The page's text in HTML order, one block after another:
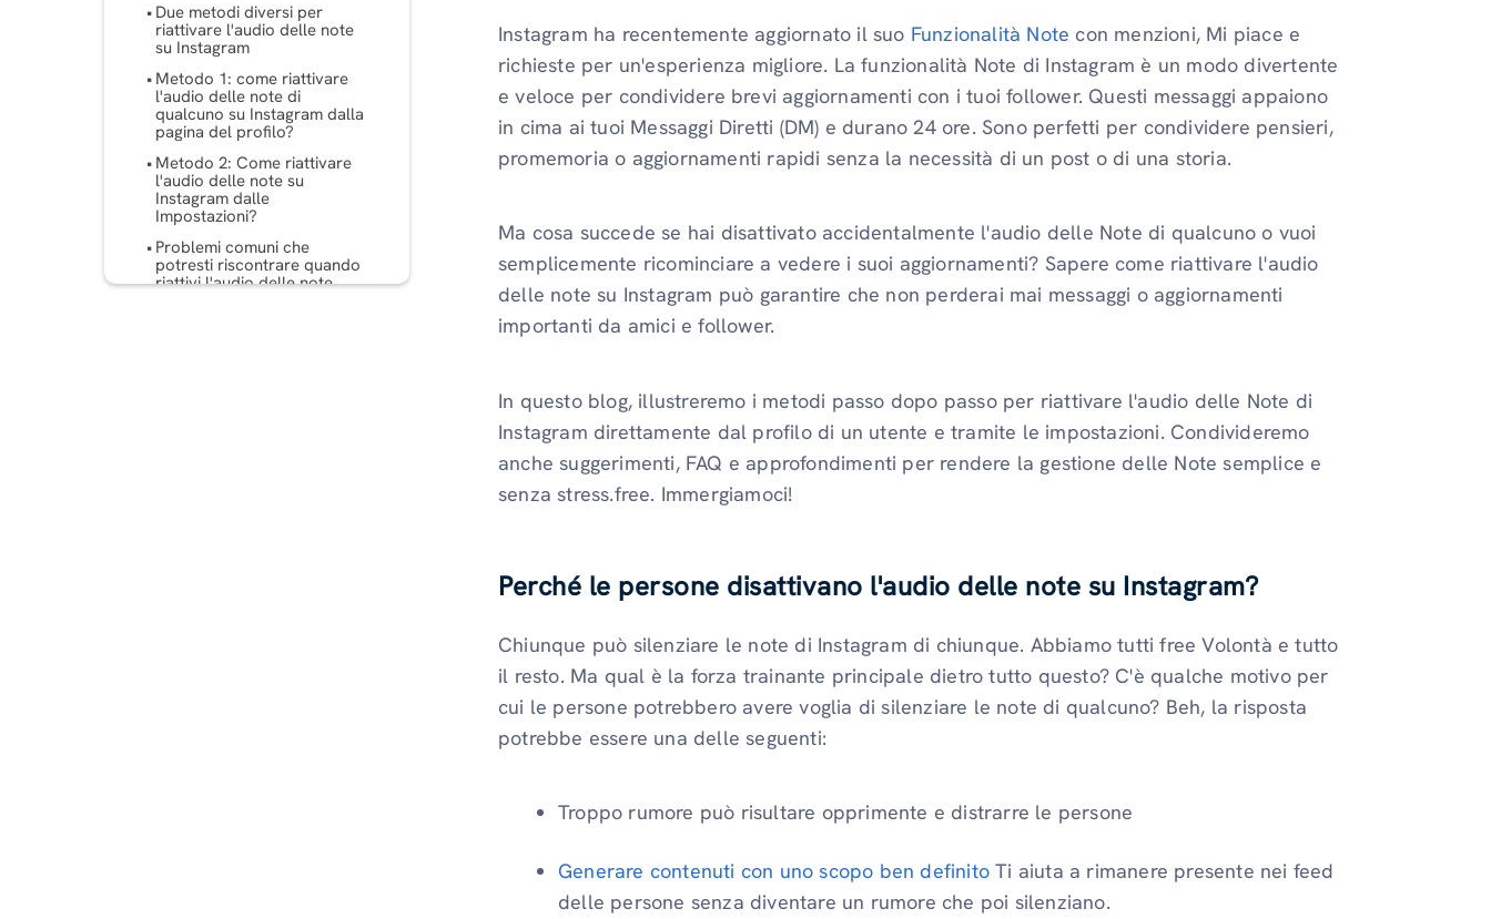
Due metodi diversi per
riattivare l'audio delle note
su Instagram
Metodo 1: come riattivare
l'audio delle note di
qualcuno su Instagram dalla
pagina del profilo?
Metodo 2: Come riattivare
l'audio delle note su
Instagram dalle
Impostazioni?
Problemi comuni che
potresti riscontrare quando
riattivi l'audio delle note
Instagram ha recentemente aggiornato il suo Funzionalità Note con menzioni, Mi piace e
richieste per un'esperienza migliore. La funzionalità Note di Instagram è un modo divertente
e veloce per condividere brevi aggiornamenti con i tuoi follower. Questi messaggi appaiono
in cima ai tuoi Messaggi Diretti (DM) e durano 24 ore. Sono perfetti per condividere pensieri,
promemoria o aggiornamenti rapidi senza la necessità di un post o di una storia.
Ma cosa succede se hai disattivato accidentalmente l'audio delle Note di qualcuno o vuoi
semplicemente ricominciare a vedere i suoi aggiornamenti? Sapere come riattivare l'audio
delle note su Instagram può garantire che non perderai mai messaggi o aggiornamenti
importanti da amici e follower.
In questo blog, illustreremo i metodi passo dopo passo per riattivare l'audio delle Note di
Instagram direttamente dal profilo di un utente e tramite le impostazioni. Condivideremo
anche suggerimenti, FAQ e approfondimenti per rendere la gestione delle Note semplice e
senza stress.free. Immergiamoci!
Perché le persone disattivano l'audio delle note su Instagram?
Chiunque può silenziare le note di Instagram di chiunque. Abbiamo tutti free Volontà e tutto
il resto. Ma qual è la forza trainante principale dietro tutto questo? C'è qualche motivo per
cui le persone potrebbero avere voglia di silenziare le note di qualcuno? Beh, la risposta
potrebbe essere una delle seguenti:
Troppo rumore può risultare opprimente e distrarre le persone
Generare contenuti con uno scopo ben definito Ti aiuta a rimanere presente nei feed
delle persone senza diventare un rumore che poi silenziano.